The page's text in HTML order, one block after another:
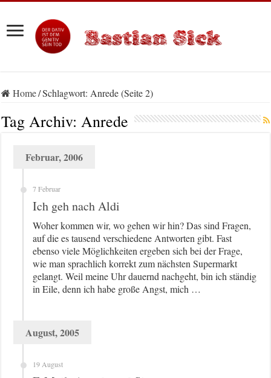
Home/Schlagwort:Anrede(Seite 2)
Tag Archiv:Anrede
Februar, 2006
7 Februar
Ich geh nach Aldi
Woher kommen wir, wo gehen wir hin? Das sind Fragen,
auf die es tausend verschiedene Antworten gibt. Fast
ebenso viele Möglichkeiten ergeben sich bei der Frage,
wie man sprachlich korrekt zum nächsten Supermarkt
gelangt. Weil meine Uhr dauernd nachgeht, bin ich ständig
in Eile, denn ich habe große Angst, mich …
August, 2005
19 August